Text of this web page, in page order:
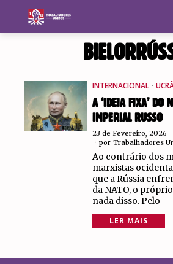
INTERNACIONAL ·
A ‘IDEIA FIXA’ DO
IMPERIAL RUSSO
23 de Fevereiro, 2026
por Trabalhadores
Ao contrário dos
marxistas
que a Rússia
da NATO, o
nada disso. Pelo
LER MAIS